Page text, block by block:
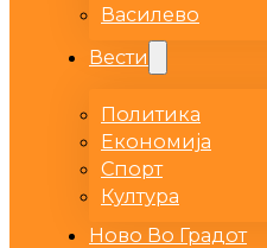
Василево
Вести
Политика
Економија
Спорт
Култура
Ново Во Градот